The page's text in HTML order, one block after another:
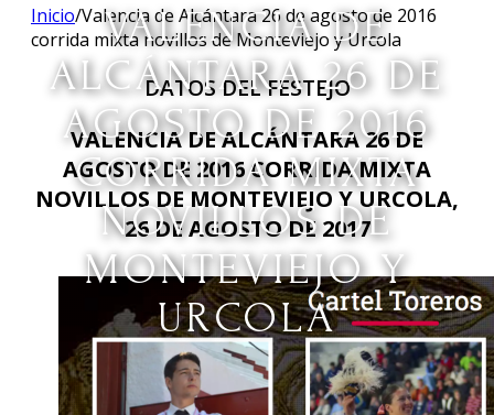
VALENCIA DE
ALCÁNTARA 26 DE
AGOSTO DE 2016
CORRIDA MIXTA
NOVILLOS DE
MONTEVIEJO Y
URCOLA
Inicio/Valencia de Alcántara 26 de agosto de 2016
corrida mixta novillos de Monteviejo y Urcola
DATOS DEL FESTEJO
VALENCIA DE ALCÁNTARA 26 DE
AGOSTO DE 2016 CORRIDA MIXTA
NOVILLOS DE MONTEVIEJO Y URCOLA,
26 DE AGOSTO DE 2017